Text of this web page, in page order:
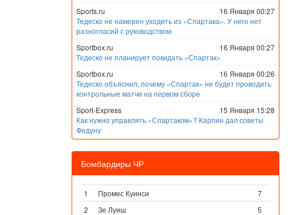
Sports.ru
16 Января 00:27
Тедеско не намерен уходить из «Спартака». У него нет
разногласий с руководством
Sportbox.ru
16 Января 00:27
Тедеско не планирует покидать «Спартак»
Sportbox.ru
16 Января 00:26
Тедеско объяснил, почему «Спартак» не будет проводить
контрольные матчи на первом сборе
Sport-Express
15 Января 15:28
Как нужно управлять «Спартаком»? Карпин дал советы
Федуну
Бомбардиры ЧР
1 Промес Куинси
7
2
Зе Луиш
5